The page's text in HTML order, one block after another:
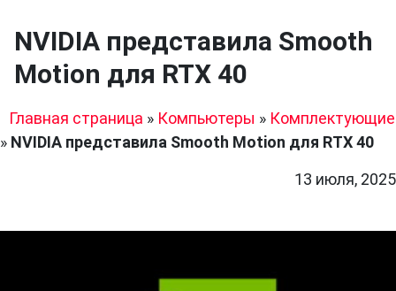
NVIDIA представила Smooth
Motion для RTX 40
Главная страница » Компьютеры » Комплектующие
» NVIDIA представила Smooth Motion для RTX 40
13 июля, 2025